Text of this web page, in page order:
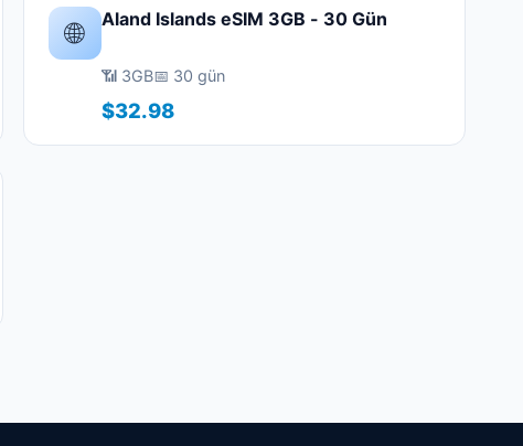
🌐 Aland Islands eSIM 3GB - 30 Gün
📶 3GB📅 30 gün
$32.98